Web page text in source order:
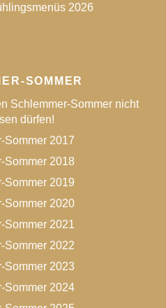
2026
SOMMER
Schlemmer-Sommer nicht
dürfen!
Sommer 2017
Sommer 2018
Sommer 2019
Sommer 2020
Sommer 2021
Sommer 2022
Sommer 2023
Sommer 2024